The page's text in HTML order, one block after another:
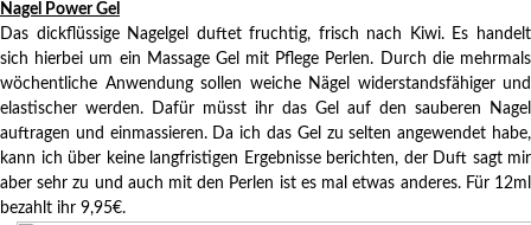
Nagel Power Gel
Das dickflüssige Nagelgel duftet fruchtig, frisch nach Kiwi. Es handelt
sich hierbei um ein Massage Gel mit Pflege Perlen. Durch die mehrmals
wöchentliche Anwendung sollen weiche Nägel widerstandsfähiger und
elastischer werden. Dafür müsst ihr das Gel auf den sauberen Nagel
auftragen und einmassieren. Da ich das Gel zu selten angewendet habe,
kann ich über keine langfristigen Ergebnisse berichten, der Duft sagt mir
aber sehr zu und auch mit den Perlen ist es mal etwas anderes. Für 12ml
bezahlt ihr 9,95€.